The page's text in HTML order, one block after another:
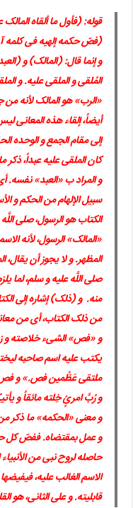
قوله: (فأول ما ألقاه
(فصّ حکمه إلهیه فی کلمه
و إنما قال: (المالک) و
المُلقى و الملقى‏ علیه. و
«الرب» هو المالک لأنه من
أیضاً، إلقاء هذه المعانی
إلى مقام الجمع و الوحده
کان الملقى علیه عبداً، ذکر
و المراد ب «العبد» نفسه.
سبیل الإلهام من الحکم و
الکتاب هو الرسول، صلى
«المالک» الرسول، لأنه
المظهر. و لا یجوز أن یقال،
صلى اللَّه علیه و سلم، لما
منه. و (ذلک) إشاره إلى
من ذلک الکتاب، أی من
و «فص» الشی‏ء خلاصته و
یکتب علیه اسم صاحبه
ملتقى عَظْمین فص.» و فص
و رُبَّ امرئٍ خِلته مائقاً و
و معنى «الحکمه» ما ذکر
و عمل بمقتضاه. ففصّ کل
حاصله لروح نبی من
الاسم الغالب علیه،
قابلیته. و على الثانی، هو